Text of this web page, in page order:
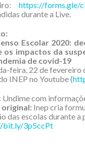
https://forms.gle/
durante a Live.
Escolar 2020:
os impactos da
de covid-19
feira, 22 de fevereiro
INEP no Youtube (
Undime com
Inep cria
das escolas durante a
bit.ly/3p5ccPt